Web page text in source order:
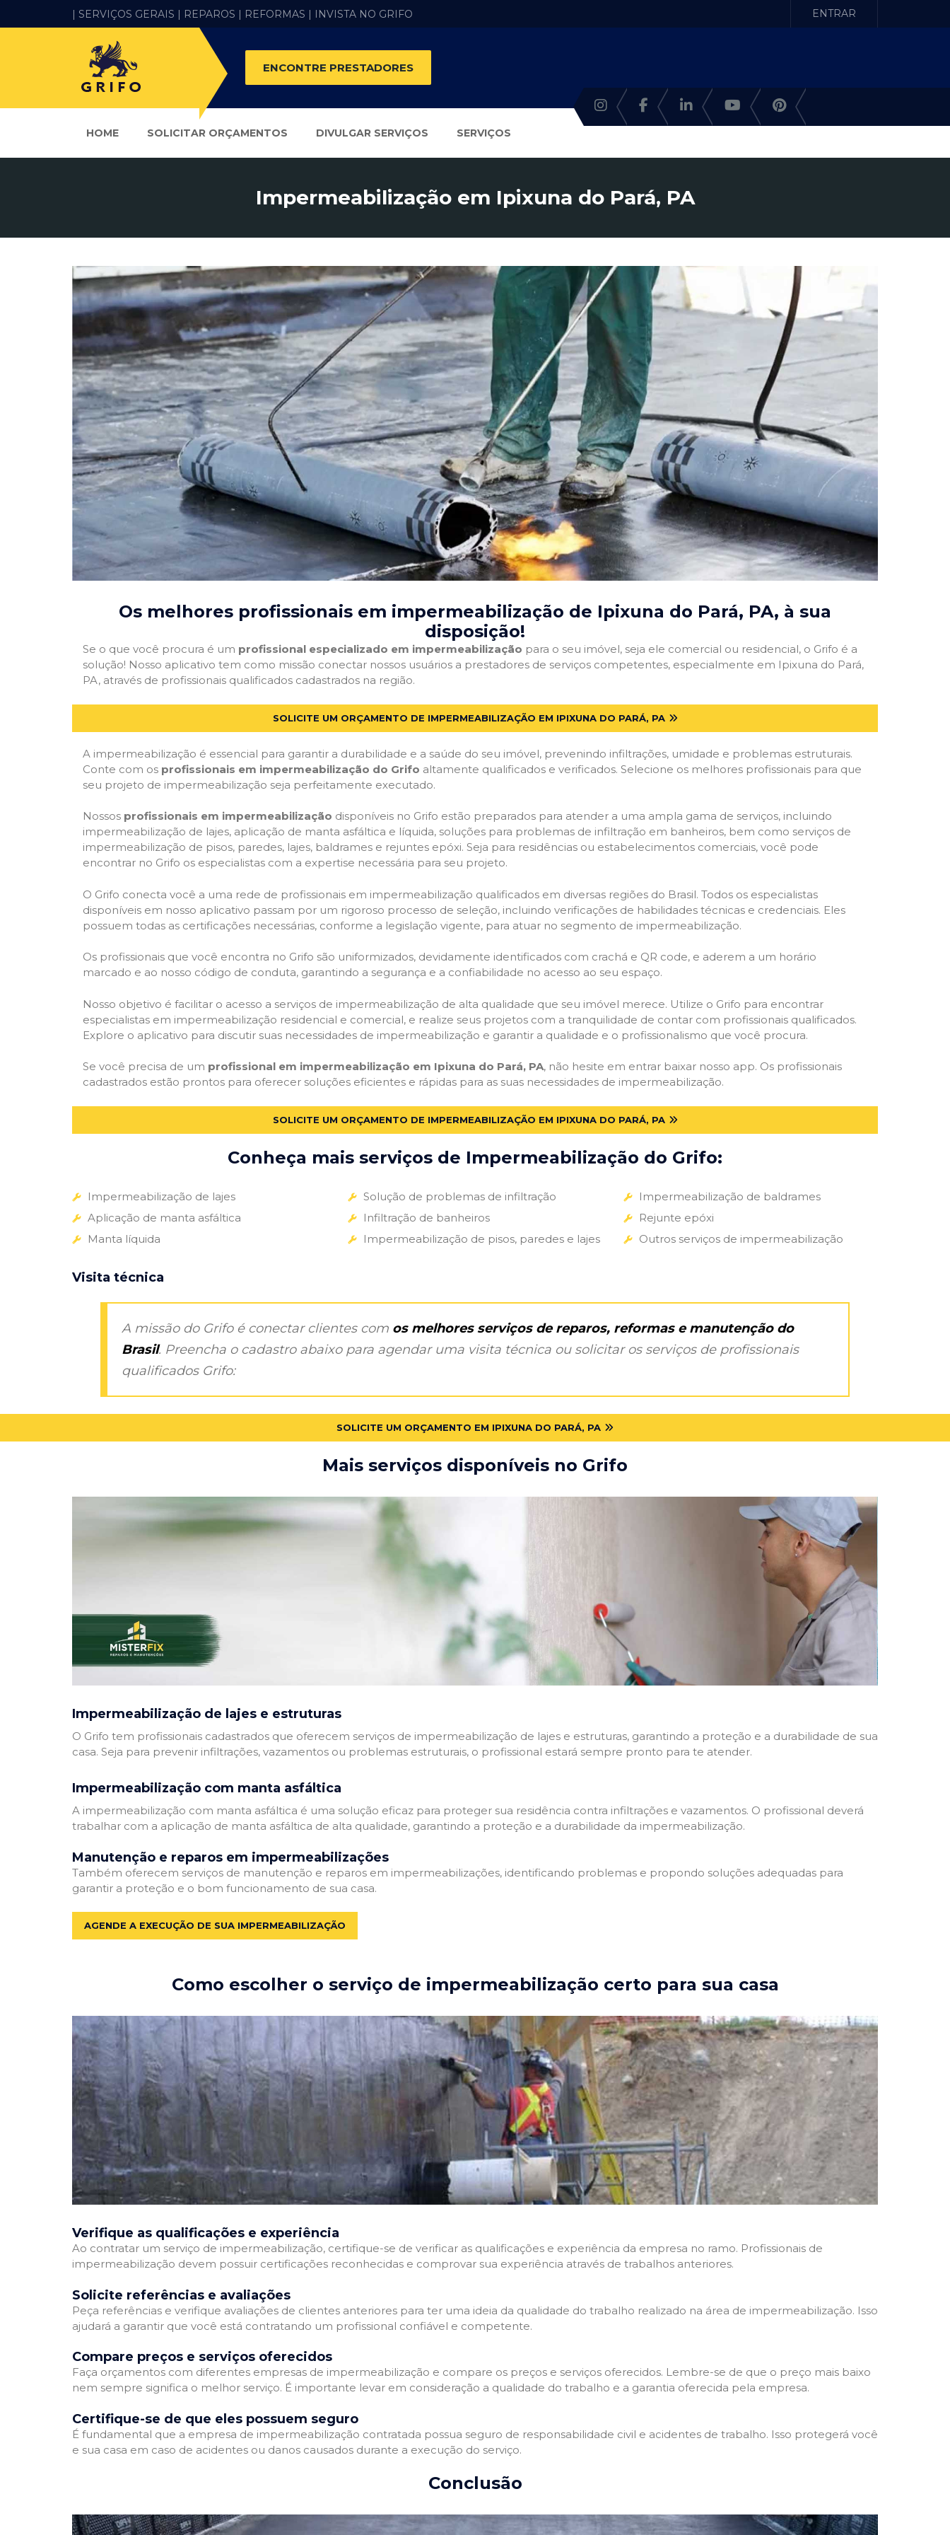
| SERVIÇOS GERAIS | REPAROS | REFORMAS | INVISTA NO GRIFO ENTRAR
ENCONTRE PRESTADORES
HOME SOLICITAR ORÇAMENTOS DIVULGAR SERVIÇOS SERVIÇOS
Impermeabilização em Ipixuna do Pará, PA
Os melhores profissionais em impermeabilização de Ipixuna do Pará, PA, à sua
disposição!
Se o que você procura é um profissional especializado em impermeabilização para o seu imóvel, seja ele comercial ou residencial, o Grifo é a
solução! Nosso aplicativo tem como missão conectar nossos usuários a prestadores de serviços competentes, especialmente em Ipixuna do Pará,
PA, através de profissionais qualificados cadastrados na região.
SOLICITE UM ORÇAMENTO DE IMPERMEABILIZAÇÃO EM IPIXUNA DO PARÁ, PA
A impermeabilização é essencial para garantir a durabilidade e a saúde do seu imóvel, prevenindo infiltrações, umidade e problemas estruturais.
Conte com os profissionais em impermeabilização do Grifo altamente qualificados e verificados. Selecione os melhores profissionais para que
seu projeto de impermeabilização seja perfeitamente executado.
Nossos profissionais em impermeabilização disponíveis no Grifo estão preparados para atender a uma ampla gama de serviços, incluindo
impermeabilização de lajes, aplicação de manta asfáltica e líquida, soluções para problemas de infiltração em banheiros, bem como serviços de
impermeabilização de pisos, paredes, lajes, baldrames e rejuntes epóxi. Seja para residências ou estabelecimentos comerciais, você pode
encontrar no Grifo os especialistas com a expertise necessária para seu projeto.
O Grifo conecta você a uma rede de profissionais em impermeabilização qualificados em diversas regiões do Brasil. Todos os especialistas
disponíveis em nosso aplicativo passam por um rigoroso processo de seleção, incluindo verificações de habilidades técnicas e credenciais. Eles
possuem todas as certificações necessárias, conforme a legislação vigente, para atuar no segmento de impermeabilização.
Os profissionais que você encontra no Grifo são uniformizados, devidamente identificados com crachá e QR code, e aderem a um horário
marcado e ao nosso código de conduta, garantindo a segurança e a confiabilidade no acesso ao seu espaço.
Nosso objetivo é facilitar o acesso a serviços de impermeabilização de alta qualidade que seu imóvel merece. Utilize o Grifo para encontrar
especialistas em impermeabilização residencial e comercial, e realize seus projetos com a tranquilidade de contar com profissionais qualificados.
Explore o aplicativo para discutir suas necessidades de impermeabilização e garantir a qualidade e o profissionalismo que você procura.
Se você precisa de um profissional em impermeabilização em Ipixuna do Pará, PA, não hesite em entrar baixar nosso app. Os profissionais
cadastrados estão prontos para oferecer soluções eficientes e rápidas para as suas necessidades de impermeabilização.
SOLICITE UM ORÇAMENTO DE IMPERMEABILIZAÇÃO EM IPIXUNA DO PARÁ, PA
Conheça mais serviços de Impermeabilização do Grifo:
Impermeabilização de lajes
Aplicação de manta asfáltica
Manta líquida
Solução de problemas de infiltração
Infiltração de banheiros
Impermeabilização de pisos, paredes e lajes
Impermeabilização de baldrames
Rejunte epóxi
Outros serviços de impermeabilização
Visita técnica
A missão do Grifo é conectar clientes com os melhores serviços de reparos, reformas e manutenção do
Brasil. Preencha o cadastro abaixo para agendar uma visita técnica ou solicitar os serviços de profissionais
qualificados Grifo:
SOLICITE UM ORÇAMENTO EM IPIXUNA DO PARÁ, PA
Mais serviços disponíveis no Grifo
Impermeabilização de lajes e estruturas
O Grifo tem profissionais cadastrados que oferecem serviços de impermeabilização de lajes e estruturas, garantindo a proteção e a durabilidade de sua
casa. Seja para prevenir infiltrações, vazamentos ou problemas estruturais, o profissional estará sempre pronto para te atender.
Impermeabilização com manta asfáltica
A impermeabilização com manta asfáltica é uma solução eficaz para proteger sua residência contra infiltrações e vazamentos. O profissional deverá
trabalhar com a aplicação de manta asfáltica de alta qualidade, garantindo a proteção e a durabilidade da impermeabilização.
Manutenção e reparos em impermeabilizações
Também oferecem serviços de manutenção e reparos em impermeabilizações, identificando problemas e propondo soluções adequadas para
garantir a proteção e o bom funcionamento de sua casa.
AGENDE A EXECUÇÃO DE SUA IMPERMEABILIZAÇÃO
Como escolher o serviço de impermeabilização certo para sua casa
Verifique as qualificações e experiência
Ao contratar um serviço de impermeabilização, certifique-se de verificar as qualificações e experiência da empresa no ramo. Profissionais de
impermeabilização devem possuir certificações reconhecidas e comprovar sua experiência através de trabalhos anteriores.
Solicite referências e avaliações
Peça referências e verifique avaliações de clientes anteriores para ter uma ideia da qualidade do trabalho realizado na área de impermeabilização. Isso
ajudará a garantir que você está contratando um profissional confiável e competente.
Compare preços e serviços oferecidos
Faça orçamentos com diferentes empresas de impermeabilização e compare os preços e serviços oferecidos. Lembre-se de que o preço mais baixo
nem sempre significa o melhor serviço. É importante levar em consideração a qualidade do trabalho e a garantia oferecida pela empresa.
Certifique-se de que eles possuem seguro
É fundamental que a empresa de impermeabilização contratada possua seguro de responsabilidade civil e acidentes de trabalho. Isso protegerá você
e sua casa em caso de acidentes ou danos causados durante a execução do serviço.
Conclusão